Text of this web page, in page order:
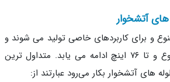
آتشخوار
برای کاربردهای خاصی تولید می شوند و
سایز آنها از ۲۵ اینچ شروع و تا ۷۶ اینچ ادامه می یابد. متداول ترین
آتشخوار بکار می‌رود عبارتند از: